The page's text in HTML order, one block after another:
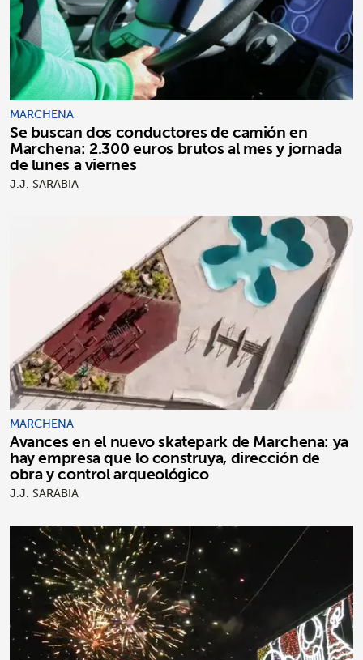
MARCHENA
Se buscan dos conductores de camión en
Marchena: 2.300 euros brutos al mes y jornada
de lunes a viernes
J.J. SARABIA
MARCHENA
Avances en el nuevo skatepark de Marchena: ya
hay empresa que lo construya, dirección de
obra y control arqueológico
J.J. SARABIA